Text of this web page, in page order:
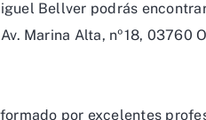
Bellver podrás
Marina Alta, nº18, 03760
por excelentes